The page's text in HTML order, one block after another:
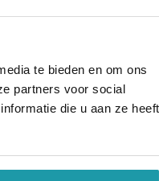
te bieden en om ons
partners voor social
die u aan ze heeft